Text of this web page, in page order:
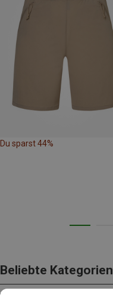
Du sparst 44%
Beliebte Kategorien